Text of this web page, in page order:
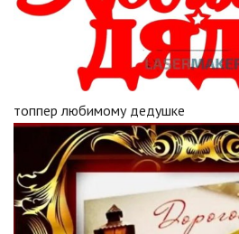
топпер любимому дедушке